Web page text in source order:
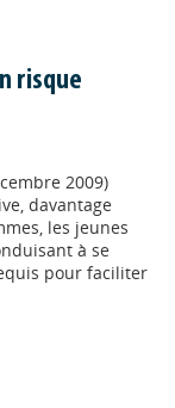
risque
2009)
davantage
les jeunes
à se
pour faciliter